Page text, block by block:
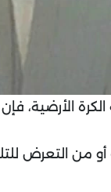
الأرضية،
التعرض